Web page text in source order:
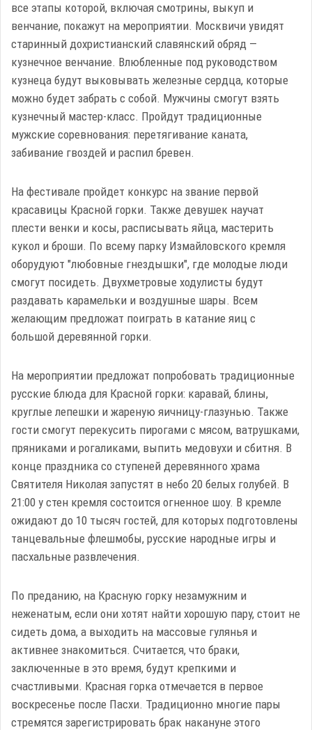
все этапы которой, включая смотрины, выкуп и
венчание, покажут на мероприятии. Москвичи увидят
старинный дохристианский славянский обряд —
кузнечное венчание. Влюбленные под руководством
кузнеца будут выковывать железные сердца, которые
можно будет забрать с собой. Мужчины смогут взять
кузнечный мастер-класс. Пройдут традиционные
мужские соревнования: перетягивание каната,
забивание гвоздей и распил бревен.
На фестивале пройдет конкурс на звание первой
красавицы Красной горки. Также девушек научат
плести венки и косы, расписывать яйца, мастерить
кукол и броши. По всему парку Измайловского кремля
оборудуют "любовные гнездышки", где молодые люди
смогут посидеть. Двухметровые ходулисты будут
раздавать карамельки и воздушные шары. Всем
желающим предложат поиграть в катание яиц с
большой деревянной горки.
На мероприятии предложат попробовать традиционные
русские блюда для Красной горки: каравай, блины,
круглые лепешки и жареную яичницу-глазунью. Также
гости смогут перекусить пирогами с мясом, ватрушками,
пряниками и рогаликами, выпить медовухи и сбитня. В
конце праздника со ступеней деревянного храма
Святителя Николая запустят в небо 20 белых голубей. В
21:00 у стен кремля состоится огненное шоу. В кремле
ожидают до 10 тысяч гостей, для которых подготовлены
танцевальные флешмобы, русские народные игры и
пасхальные развлечения.
По преданию, на Красную горку незамужним и
неженатым, если они хотят найти хорошую пару, стоит не
сидеть дома, а выходить на массовые гулянья и
активнее знакомиться. Считается, что браки,
заключенные в это время, будут крепкими и
счастливыми. Красная горка отмечается в первое
воскресенье после Пасхи. Традиционно многие пары
стремятся зарегистрировать брак накануне этого